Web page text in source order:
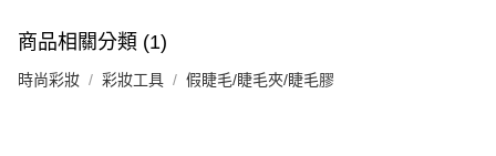
商品相關分類 (1)
時尚彩妝 彩妝工具 假睫毛/睫毛夾/睫毛膠